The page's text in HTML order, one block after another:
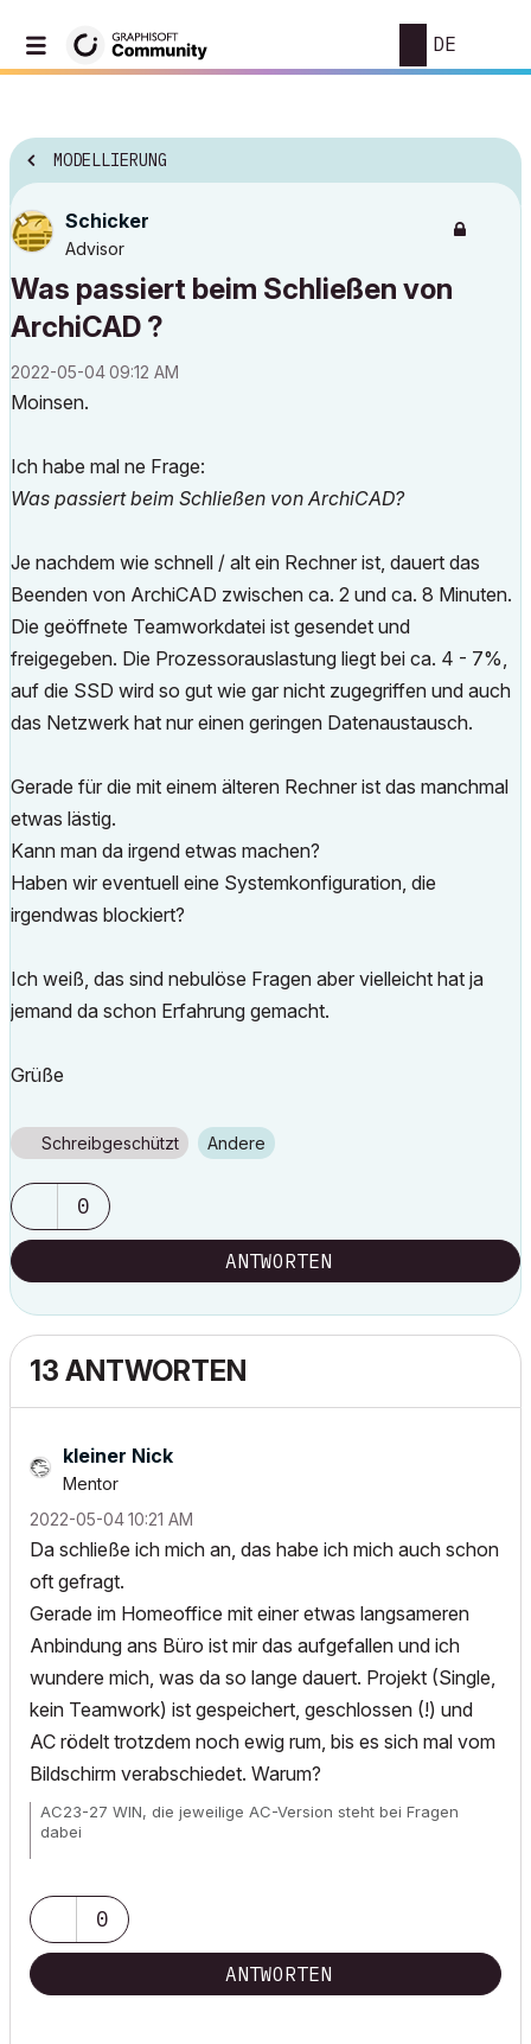
DE
MODELLIERUNG
Schicker
Advisor
Was passiert beim Schließen von
ArchiCAD ?
‎2022-05-0409:12 AM
Moinsen.
Ich habe mal ne Frage:
Was passiert beim Schließen von ArchiCAD?
Je nachdem wie schnell / alt ein Rechner ist, dauert das
Beenden von ArchiCAD zwischen ca. 2 und ca. 8 Minuten.
Die geöffnete Teamworkdatei ist gesendet und
freigegeben. Die Prozessorauslastung liegt bei ca. 4 - 7%,
auf die SSD wird so gut wie gar nicht zugegriffen und auch
das Netzwerk hat nur einen geringen Datenaustausch.
Gerade für die mit einem älteren Rechner ist das manchmal
etwas lästig.
Kann man da irgend etwas machen?
Haben wir eventuell eine Systemkonfiguration, die
irgendwas blockiert?
Ich weiß, das sind nebulöse Fragen aber vielleicht hat ja
jemand da schon Erfahrung gemacht.
Grüße
Schreibgeschützt Andere
0
ANTWORTEN
13 ANTWORTEN
kleiner Nick
Mentor
‎2022-05-0410:21 AM
Da schließe ich mich an, das habe ich mich auch schon
oft gefragt.
Gerade im Homeoffice mit einer etwas langsameren
Anbindung ans Büro ist mir das aufgefallen und ich
wundere mich, was da so lange dauert. Projekt (Single,
kein Teamwork) ist gespeichert, geschlossen (!) und
AC rödelt trotzdem noch ewig rum, bis es sich mal vom
Bildschirm verabschiedet. Warum?
AC23-27 WIN, die jeweilige AC-Version steht bei Fragen
dabei
0
ANTWORTEN